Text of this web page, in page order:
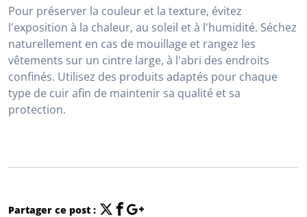
Pour préserver la couleur et la texture, évitez
l'exposition à la chaleur, au soleil et à l'humidité. Séchez
naturellement en cas de mouillage et rangez les
vêtements sur un cintre large, à l'abri des endroits
confinés. Utilisez des produits adaptés pour chaque
type de cuir afin de maintenir sa qualité et sa
protection.
Partager ce post :